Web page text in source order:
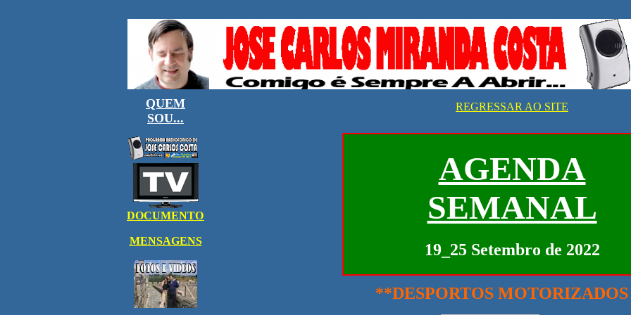
REGRESSAR AO SITE
AGENDA
SEMANAL
19_25 Setembro de 2022
**DESPORTOS